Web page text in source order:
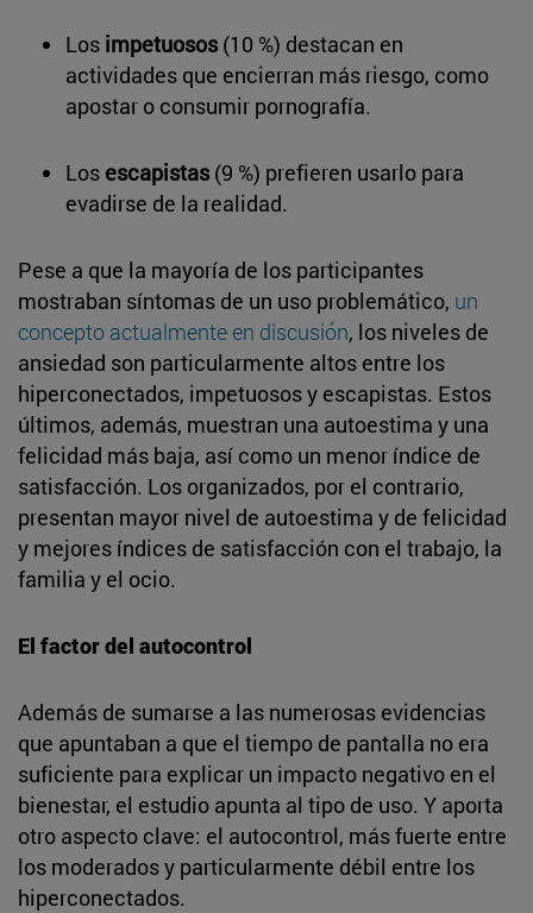
Los impetuosos(10 %) destacan en
actividades que encierran más riesgo, como
apostar o consumir pornografía.
Los escapistas(9 %) prefieren usarlo para
evadirse de la realidad.
Pese a que la mayoría de los participantes
mostraban síntomas de un uso problemático, un
concepto actualmente en discusión, los niveles de
ansiedad son particularmente altos entre los
hiperconectados, impetuosos y escapistas. Estos
últimos, además, muestran una autoestima y una
felicidad más baja, así como un menor índice de
satisfacción. Los organizados, por el contrario,
presentan mayor nivel de autoestima y de felicidad
y mejores índices de satisfacción con el trabajo, la
familia y el ocio.
El factor del autocontrol
Además de sumarse a las numerosas evidencias
que apuntaban a que el tiempo de pantalla no era
suficiente para explicar un impacto negativo en el
bienestar, el estudio apunta al tipo de uso. Y aporta
otro aspecto clave: el autocontrol, más fuerte entre
los moderados y particularmente débil entre los
hiperconectados.